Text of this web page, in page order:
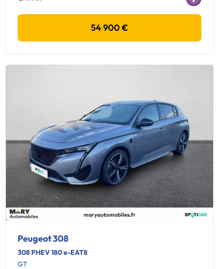
54 900 €
Peugeot 308
308 PHEV 180 e-EAT8
GT